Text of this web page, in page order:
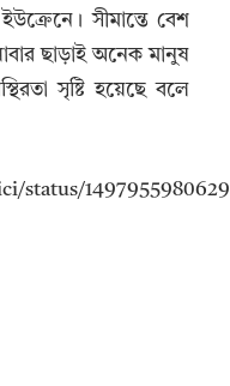
সীমান্তে বেশ
ছাড়াই অনেক মানুষ
সৃষ্টি হয়েছে বলে
status/